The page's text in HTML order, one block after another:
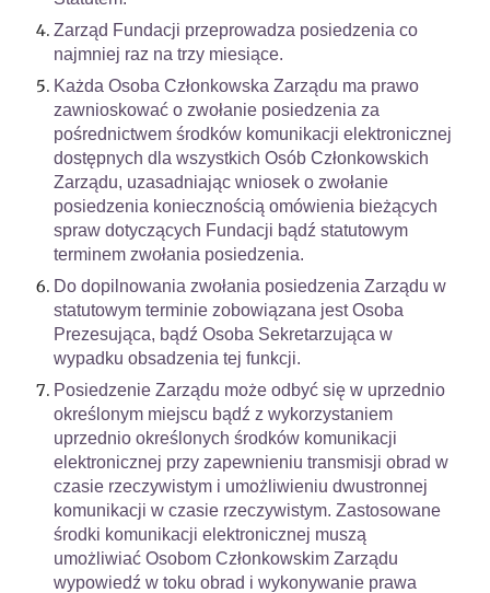
Zarząd Fundacji przeprowadza posiedzenia co
najmniej raz na trzy miesiące.
Każda Osoba Członkowska Zarządu ma prawo
zawnioskować o zwołanie posiedzenia za
pośrednictwem środków komunikacji elektronicznej
dostępnych dla wszystkich Osób Członkowskich
Zarządu, uzasadniając wniosek o zwołanie
posiedzenia koniecznością omówienia bieżących
spraw dotyczących Fundacji bądź statutowym
terminem zwołania posiedzenia.
Do dopilnowania zwołania posiedzenia Zarządu w
statutowym terminie zobowiązana jest Osoba
Prezesująca, bądź Osoba Sekretarzująca w
wypadku obsadzenia tej funkcji.
Posiedzenie Zarządu może odbyć się w uprzednio
określonym miejscu bądź z wykorzystaniem
uprzednio określonych środków komunikacji
elektronicznej przy zapewnieniu transmisji obrad w
czasie rzeczywistym i umożliwieniu dwustronnej
komunikacji w czasie rzeczywistym. Zastosowane
środki komunikacji elektronicznej muszą
umożliwiać Osobom Członkowskim Zarządu
wypowiedź w toku obrad i wykonywanie prawa